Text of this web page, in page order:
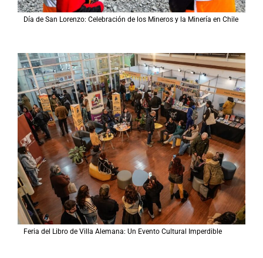
Día de San Lorenzo: Celebración de los Mineros y la Minería en Chile
Feria del Libro de Villa Alemana: Un Evento Cultural Imperdible